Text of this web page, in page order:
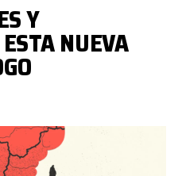
Y
NUEVA